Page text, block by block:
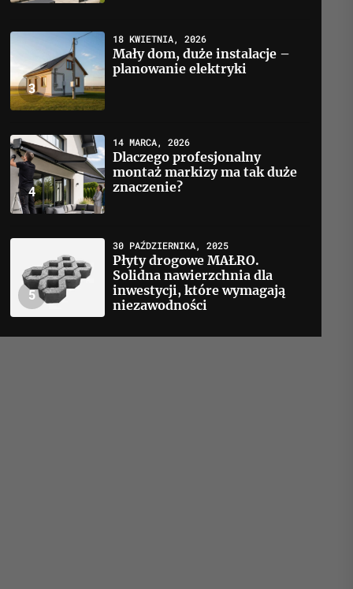
3
18 KWIETNIA, 2026
Mały dom, duże instalacje –
planowanie elektryki
4
14 MARCA, 2026
Dlaczego profesjonalny
montaż markizy ma tak duże
znaczenie?
5
30 PAŹDZIERNIKA, 2025
Płyty drogowe MAŁRO.
Solidna nawierzchnia dla
inwestycji, które wymagają
niezawodności